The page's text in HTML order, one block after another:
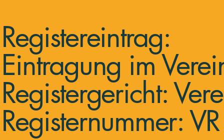
Registereintrag:
Eintragung im
Registergericht:
Registernummer: